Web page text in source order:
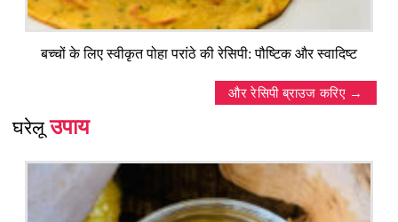
बच्चों के लिए स्वीकृत पोहा परांठे की रेसिपी: पौष्टिक और स्वादिष्ट
और रेसिपी ब्राउज करिए
घरेलूउपाय